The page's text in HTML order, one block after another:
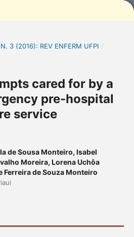
3 (2016): REV ENFERM UFPI /
cared for by a
pre-hospital
service
de Sousa Monteiro, Isabel
Moreira, Lorena Uchôa
Ferreira de Souza Monteiro